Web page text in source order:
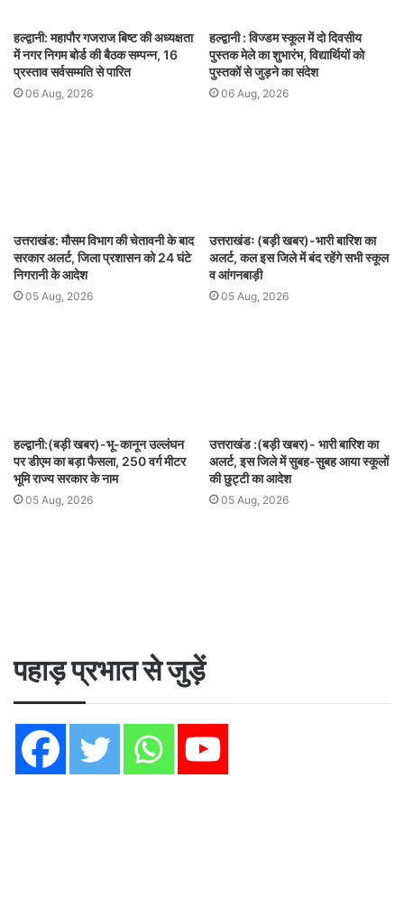
हल्द्वानी: महापौर गजराज बिष्ट की अध्यक्षता
में नगर निगम बोर्ड की बैठक सम्पन्न, 16
प्रस्ताव सर्वसम्मति से पारित
06 Aug, 2026
हल्द्वानी : विज्डम स्कूल में दो दिवसीय
पुस्तक मेले का शुभारंभ, विद्यार्थियों को
पुस्तकों से जुड़ने का संदेश
06 Aug, 2026
उत्तराखंड: मौसम विभाग की चेतावनी के बाद
सरकार अलर्ट, जिला प्रशासन को 24 घंटे
निगरानी के आदेश
05 Aug, 2026
उत्तराखंडः (बड़ी खबर)-भारी बारिश का
अलर्ट, कल इस जिले में बंद रहेंगे सभी स्कूल
व आंगनबाड़ी
05 Aug, 2026
हल्द्वानी:(बड़ी खबर)-भू-कानून उल्लंघन
पर डीएम का बड़ा फैसला, 250 वर्ग मीटर
भूमि राज्य सरकार के नाम
05 Aug, 2026
उत्तराखंड :(बड़ी खबर)- भारी बारिश का
अलर्ट, इस जिले में सुबह-सुबह आया स्कूलों
की छुट्टी का आदेश
05 Aug, 2026
पहाड़ प्रभात से जुड़ें